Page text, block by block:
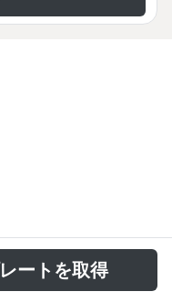
template is a
covering 29
ートを取得